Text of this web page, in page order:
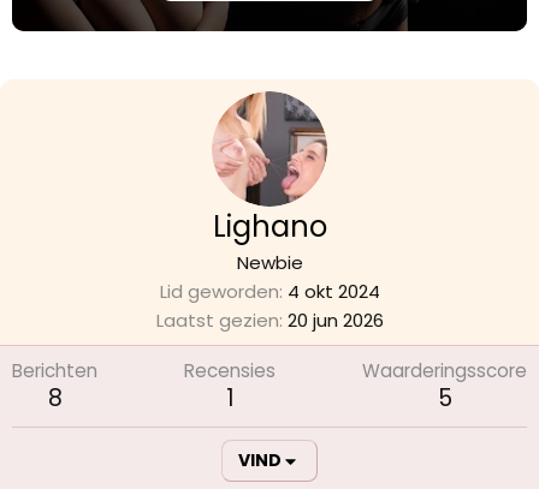
Lighano
Newbie
Lid geworden 4 okt 2024
Laatst gezien 20 jun 2026
Berichten
8
Recensies
1
Waarderingsscore
5
VIND